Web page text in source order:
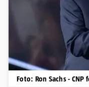
Foto: Ron Sachs - CNP